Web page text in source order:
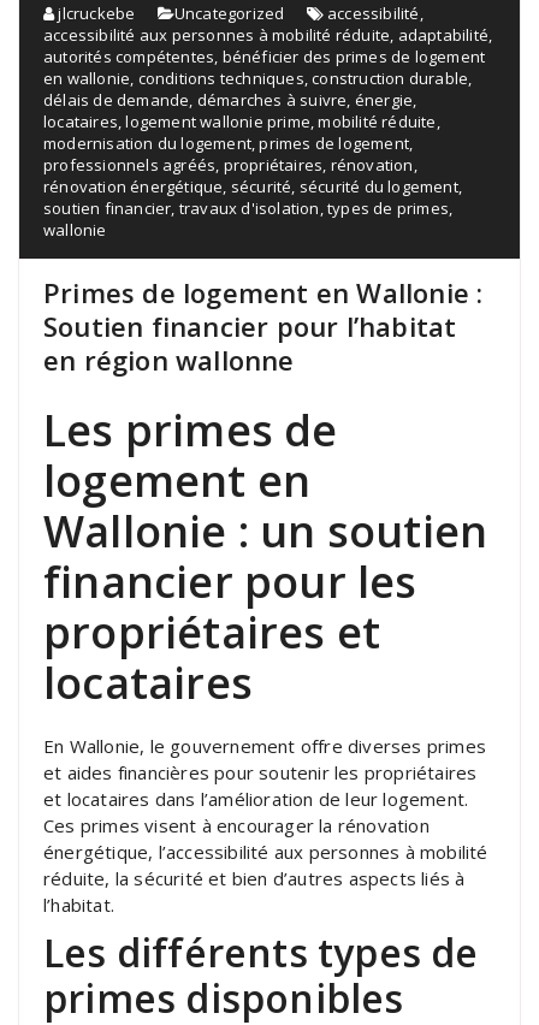
jlcruckebe Uncategorized accessibilité
accessibilité aux personnes à mobilité réduite adaptabilité
autorités compétentes bénéficier des primes de logement
en wallonie conditions techniques ,construction durable
délais de demande démarches à suivre énergie
locataires ,logement wallonie prime ,mobilité réduite
modernisation du logement ,primes de logement
professionnels agréés propriétaires rénovation
rénovation énergétique sécurité sécurité du logement,
soutien financier travaux d'isolation ,types de primes
wallonie
Primes de logement en Wallonie :
Soutien financier pour l’habitat
en région wallonne
Les primes de
logement en
Wallonie : un soutien
financier pour les
propriétaires et
locataires
En Wallonie, le gouvernement offre diverses primes
et aides financières pour soutenir les propriétaires
et locataires dans l’amélioration de leur logement.
Ces primes visent à encourager la rénovation
énergétique, l’accessibilité aux personnes à mobilité
réduite, la sécurité et bien d’autres aspects liés à
l’habitat.
Les différents types de
primes disponibles